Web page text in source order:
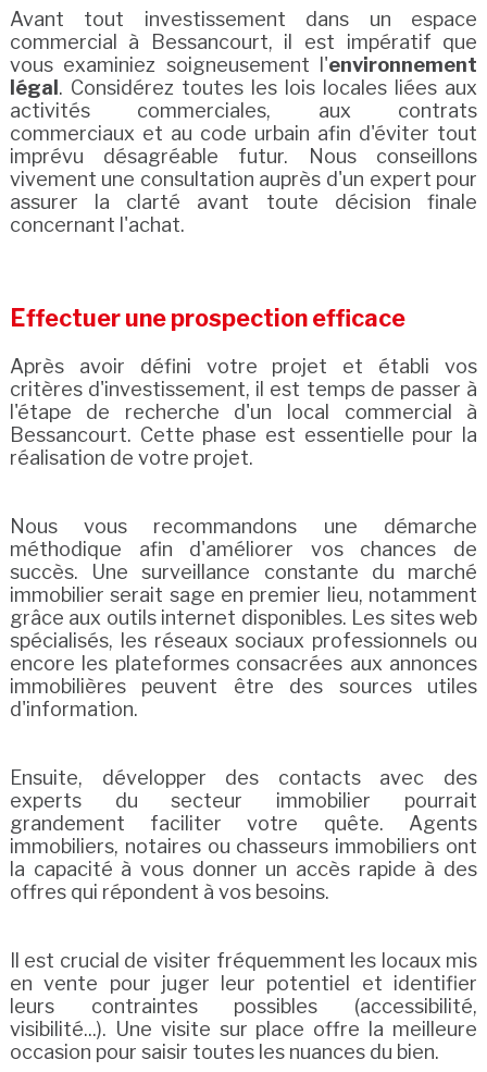
Avant tout investissement dans un espace
commercial à Bessancourt, il est impératif que
vous examiniez soigneusement l'environnement
légal . Considérez toutes les lois locales liées aux
activités commerciales, aux contrats
commerciaux et au code urbain afin d'éviter tout
imprévu désagréable futur. Nous conseillons
vivement une consultation auprès d'un expert pour
assurer la clarté avant toute décision finale
concernant l'achat.
Effectuer une prospection efficace
Après avoir défini votre projet et établi vos
critères d'investissement, il est temps de passer à
l'étape de recherche d'un local commercial à
Bessancourt. Cette phase est essentielle pour la
réalisation de votre projet.
Nous vous recommandons une démarche
méthodique afin d'améliorer vos chances de
succès. Une surveillance constante du marché
immobilier serait sage en premier lieu, notamment
grâce aux outils internet disponibles. Les sites web
spécialisés, les réseaux sociaux professionnels ou
encore les plateformes consacrées aux annonces
immobilières peuvent être des sources utiles
d'information.
Ensuite, développer des contacts avec des
experts du secteur immobilier pourrait
grandement faciliter votre quête. Agents
immobiliers, notaires ou chasseurs immobiliers ont
la capacité à vous donner un accès rapide à des
offres qui répondent à vos besoins.
Il est crucial de visiter fréquemment les locaux mis
en vente pour juger leur potentiel et identifier
leurs contraintes possibles (accessibilité,
visibilité...). Une visite sur place offre la meilleure
occasion pour saisir toutes les nuances du bien.